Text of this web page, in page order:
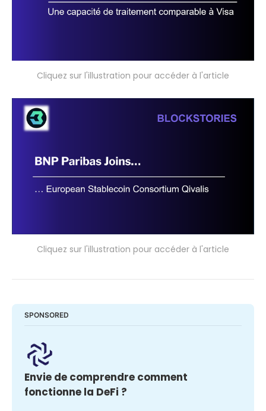
Cliquez sur l'illustration pour accéder à l'article
Cliquez sur l'illustration pour accéder à l'article
SPONSORED
Envie de comprendre comment
fonctionne la DeFi ?